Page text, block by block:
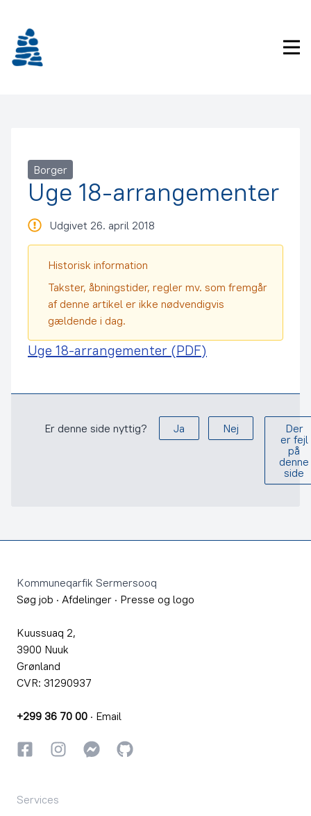
indhold
Borger
Uge 18-arrangementer
Udgivet 26. april 2018
Historisk information
Takster, åbningstider, regler mv. som fremgår
af denne artikel er ikke nødvendigvis
gældende i dag.
Uge 18-arrangementer (PDF)
Er denne side nyttig? Ja Nej
Der
er fejl
på
denne
side
Kommuneqarfik Sermersooq
Søg job · Afdelinger · Presse og logo
Kuussuaq 2,
3900 Nuuk
Grønland
CVR: 31290937
+299 36 70 00 · Email
FacebookInstagramInstagram
GitHub
Services